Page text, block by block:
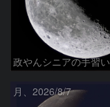
政やんシニアの手習い
月、2026/8/7